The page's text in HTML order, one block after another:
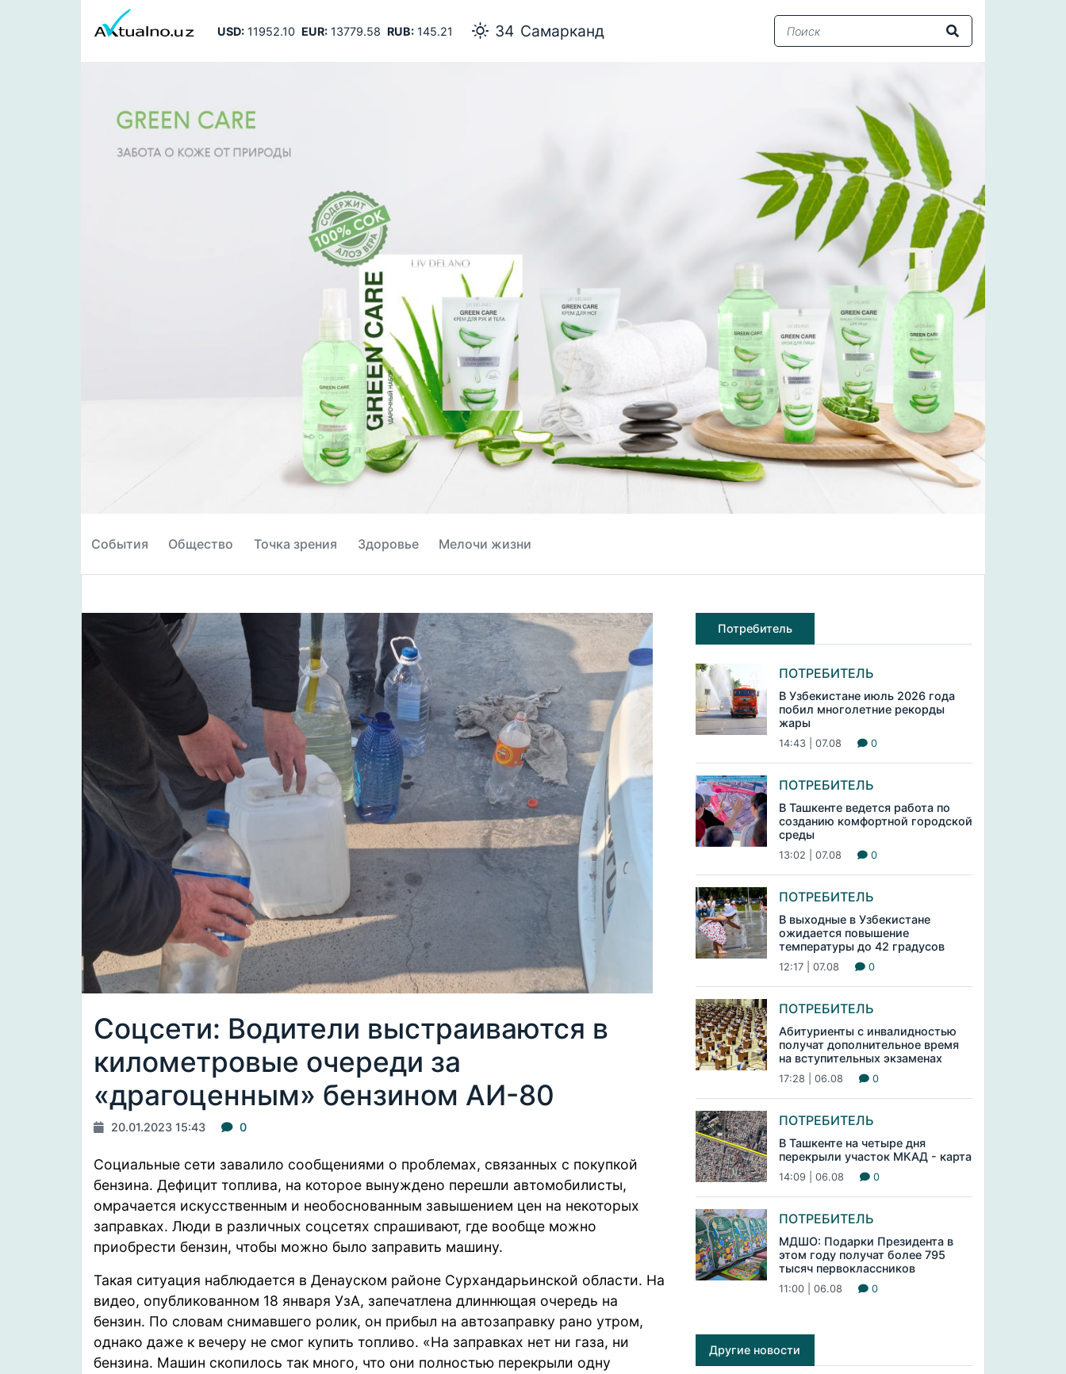
USD:11952.10 EUR:13779.58 RUB:145.21 34 Самарканд
События Общество Точка зрения Здоровье Мелочи жизни
Соцсети: Водители выстраиваются в
километровые очереди за
«драгоценным» бензином АИ-80
20.01.2023 15:43 0
Социальные сети завалило сообщениями о проблемах, связанных с покупкой
бензина. Дефицит топлива, на которое вынуждено перешли автомобилисты,
омрачается искусственным и необоснованным завышением цен на некоторых
заправках. Люди в различных соцсетях спрашивают, где вообще можно
приобрести бензин, чтобы можно было заправить машину.
Такая ситуация наблюдается в Денауском районе Сурхандарьинской области. На
видео, опубликованном 18 января УзА, запечатлена длиннющая очередь на
бензин. По словам снимавшего ролик, он прибыл на автозаправку рано утром,
однако даже к вечеру не смог купить топливо. «На заправках нет ни газа, ни
бензина. Машин скопилось так много, что они полностью перекрыли одну
Потребитель
ПОТРЕБИТЕЛЬ
В Узбекистане июль 2026 года
побил многолетние рекорды
жары
14:43 | 07.08 0
ПОТРЕБИТЕЛЬ
В Ташкенте ведется работа по
созданию комфортной городской
среды
13:02 | 07.08 0
ПОТРЕБИТЕЛЬ
В выходные в Узбекистане
ожидается повышение
температуры до 42 градусов
12:17 | 07.08 0
ПОТРЕБИТЕЛЬ
Абитуриенты с инвалидностью
получат дополнительное время
на вступительных экзаменах
17:28 | 06.08 0
ПОТРЕБИТЕЛЬ
В Ташкенте на четыре дня
перекрыли участок МКАД - карта
14:09 | 06.08 0
ПОТРЕБИТЕЛЬ
МДШО: Подарки Президента в
этом году получат более 795
тысяч первоклассников
11:00 | 06.08 0
Другие новости